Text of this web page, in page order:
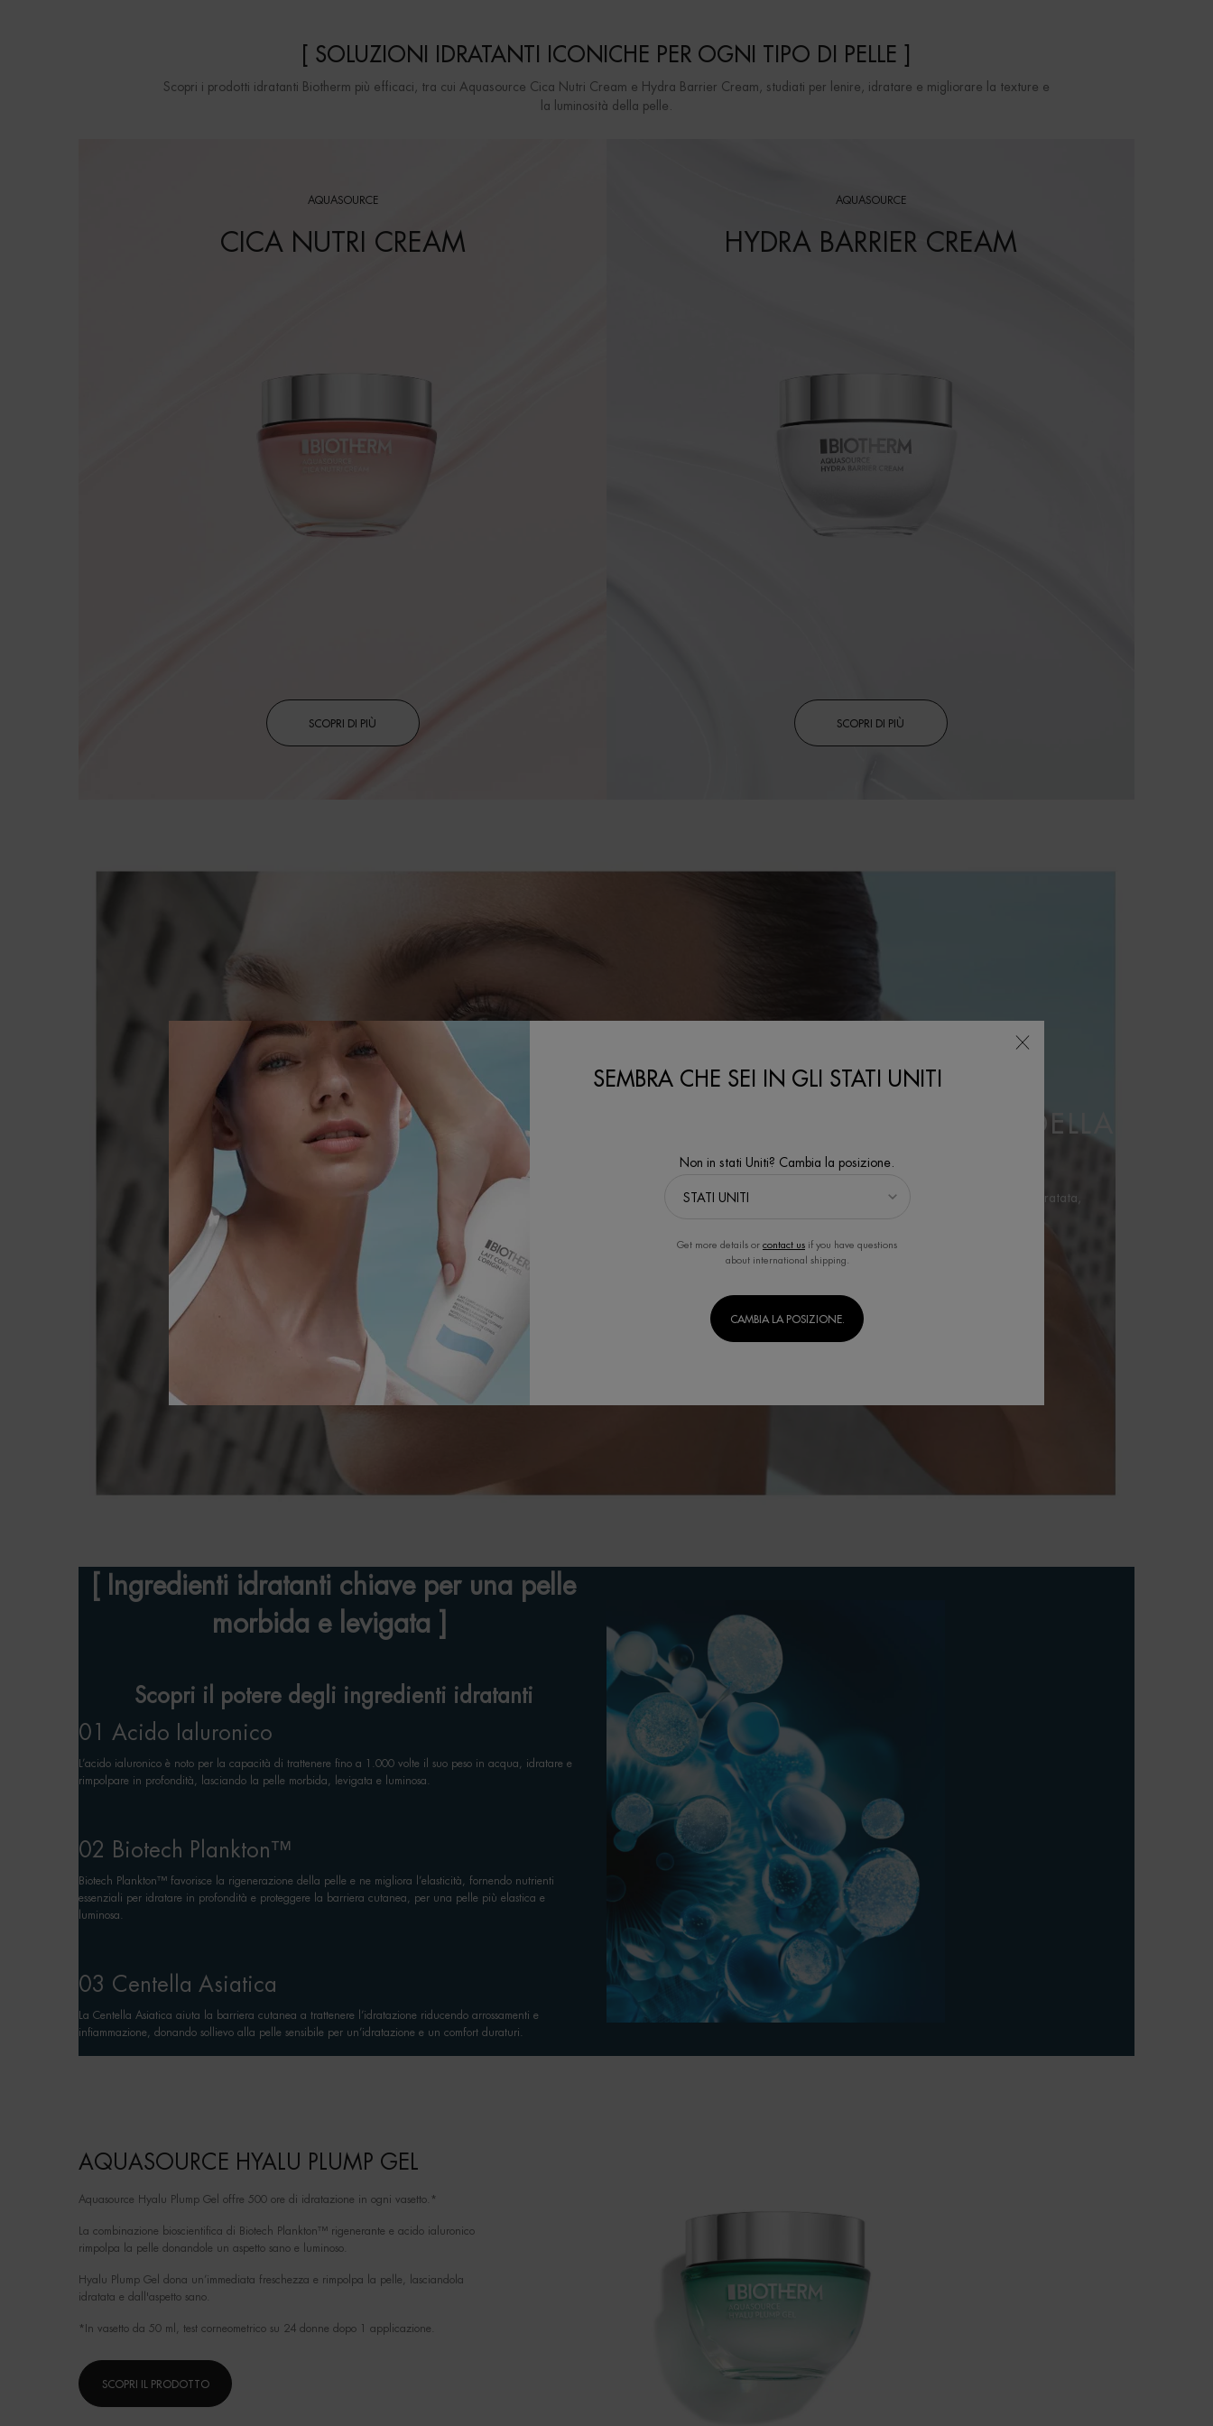
[ SOLUZIONI IDRATANTI ICONICHE PER OGNI TIPO DI PELLE ]
Scopri i prodotti idratanti Biotherm più efficaci, tra cui Aquasource Cica Nutri Cream e Hydra Barrier Cream, studiati per lenire, idratare e migliorare la texture e
la luminosità della pelle.
AQUASOURCE
CICA NUTRI CREAM
SCOPRI DI PIÙ
AQUASOURCE
HYDRA BARRIER CREAM
SCOPRI DI PIÙ
LE BEST PRACTICE PER
PRESERVARE L’IDRATAZIONE DELLA
PELLE
Scopri i consigli degli esperti e i nostri prodotti migliori per mantenere la pelle idratata,
[ Ingredienti idratanti chiave per una pelle
morbida e levigata ]
Scopri il potere degli ingredienti idratanti
01 Acido Ialuronico
L’acido ialuronico è noto per la capacità di trattenere fino a 1.000 volte il suo peso in acqua, idratare e
rimpolpare in profondità, lasciando la pelle morbida, levigata e luminosa.
02 Biotech Plankton™
Biotech Plankton™ favorisce la rigenerazione della pelle e ne migliora l’elasticità, fornendo nutrienti
essenziali per idratare in profondità e proteggere la barriera cutanea, per una pelle più elastica e
luminosa.
03 Centella Asiatica
La Centella Asiatica aiuta la barriera cutanea a trattenere l’idratazione riducendo arrossamenti e
infiammazione, donando sollievo alla pelle sensibile per un’idratazione e un comfort duraturi.
AQUASOURCE HYALU PLUMP GEL
Aquasource Hyalu Plump Gel offre 500 ore di idratazione in ogni vasetto.*
La combinazione bioscientifica di Biotech Plankton™ rigenerante e acido ialuronico
rimpolpa la pelle donandole un aspetto sano e luminoso.
Hyalu Plump Gel dona un’immediata freschezza e rimpolpa la pelle, lasciandola
idratata e dall'aspetto sano.
*In vasetto da 50 ml, test corneometrico su 24 donne dopo 1 applicazione.
SCOPRI IL PRODOTTO
SEMBRA CHE SEI IN GLI STATI UNITI
Non in stati Uniti? Cambia la posizione.
Get more details or contact us if you have questions
about international shipping.
CAMBIA LA POSIZIONE.